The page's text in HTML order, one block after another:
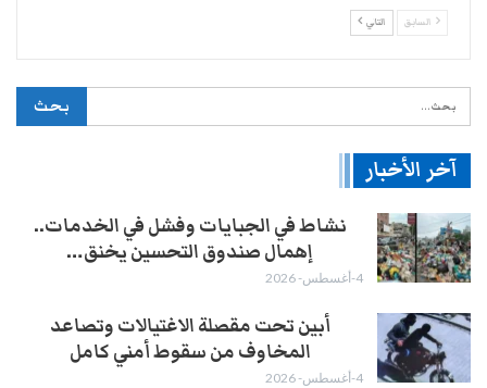
السابق التالي
آخر الأخبار
نشاط في الجبايات وفشل في الخدمات..
إهمال صندوق التحسين يخنق…
4-أغسطس- 2026
أبين تحت مقصلة الاغتيالات وتصاعد
المخاوف من سقوط أمني كامل
4-أغسطس- 2026